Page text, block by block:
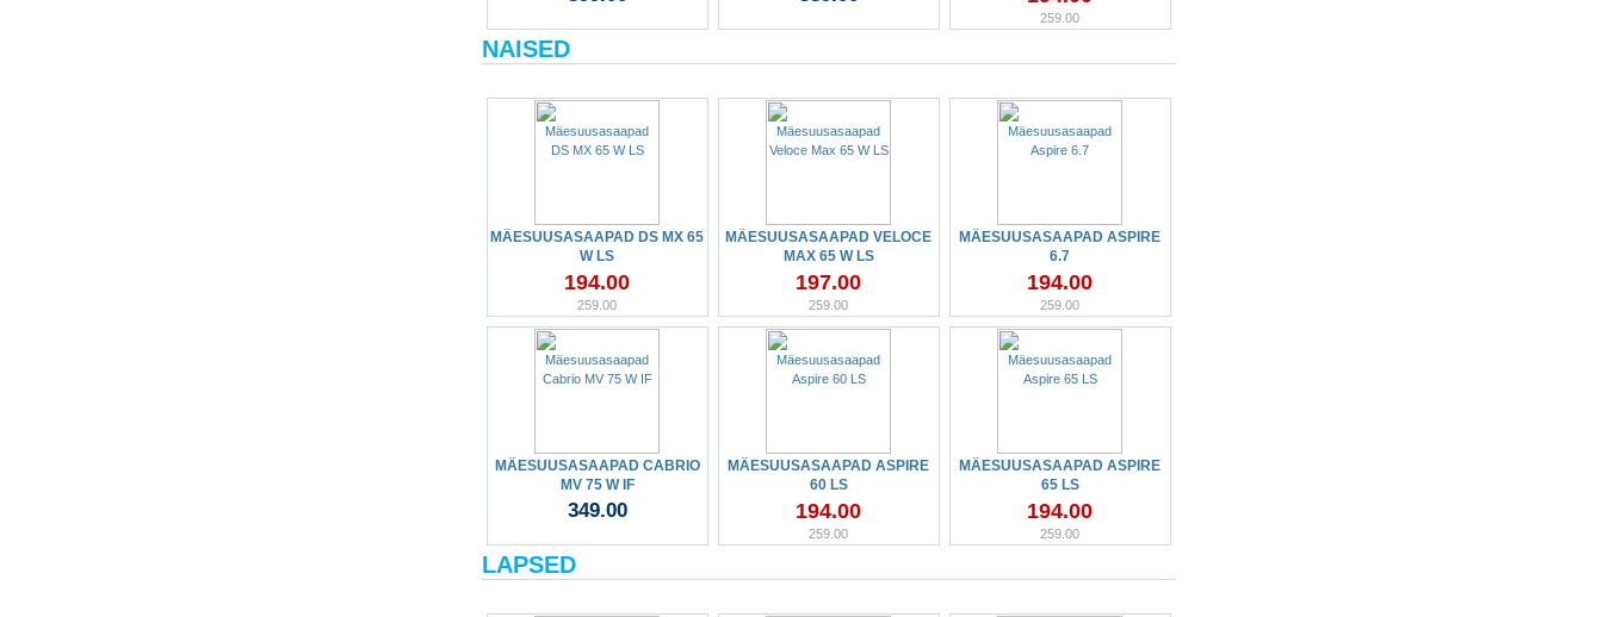
259.00
NAISED
MÄESUUSASAAPAD DS MX 65
W LS
194.00
259.00
MÄESUUSASAAPAD VELOCE
MAX 65 W LS
197.00
259.00
MÄESUUSASAAPAD ASPIRE
6.7
194.00
259.00
MÄESUUSASAAPAD CABRIO
MV 75 W IF
349.00
MÄESUUSASAAPAD ASPIRE
60 LS
194.00
259.00
MÄESUUSASAAPAD ASPIRE
65 LS
194.00
259.00
LAPSED